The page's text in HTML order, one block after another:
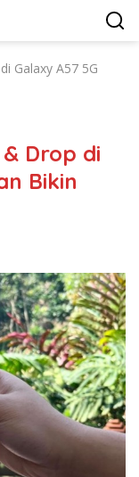
Galaxy A57 5G
Drop di
Bikin